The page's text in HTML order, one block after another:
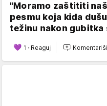
"Moramo zaštititi
pesmu koja kida
težinu nakon
1 · Reaguj Komentariši